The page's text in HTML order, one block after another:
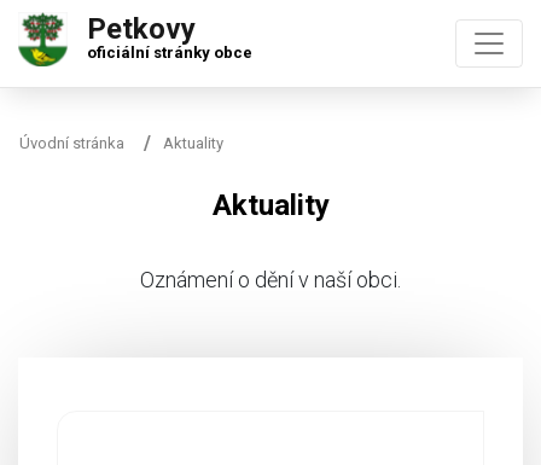
Petkovy
oficiální stránky obce
Úvodní stránka Aktuality
Aktuality
Oznámení o dění v naší obci.